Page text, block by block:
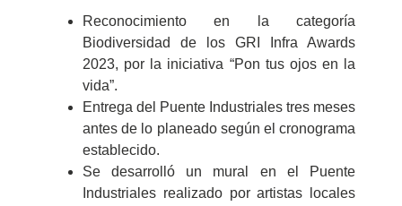
Reconocimiento en la categoría
Biodiversidad de los GRI Infra Awards
2023, por la iniciativa “Pon tus ojos en la
vida”.
Entrega del Puente Industriales tres meses
antes de lo planeado según el cronograma
establecido.
Se desarrolló un mural en el Puente
Industriales realizado por artistas locales